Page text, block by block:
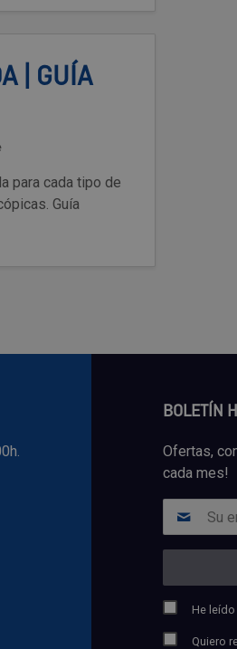
| GUÍA
para cada tipo de
Guía
BOLETÍN
Ofertas,
cada mes!
He
Quiero